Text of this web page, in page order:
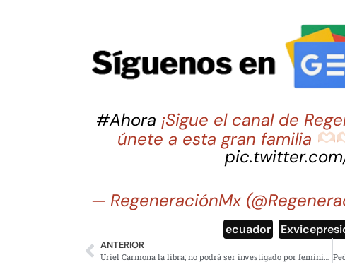
#Ahora ¡Sigue el canal de
únete a esta gran familia
— RegeneraciónMx
ecuador
ANTERIOR
Uriel Carmona la libra; no podrá ser investigado por feminicidio de Ariadna Fernanda